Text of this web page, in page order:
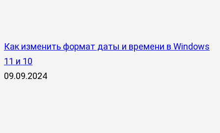
Как изменить формат даты и времени в Windows
11 и 10
09.09.2024